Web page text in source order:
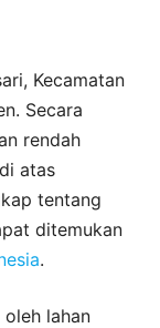
Kecamatan
Secara
rendah
atas
tentang
ditemukan
.
lahan